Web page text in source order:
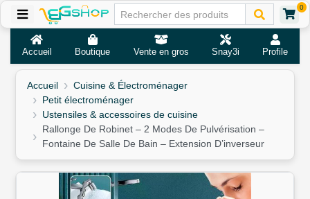
0
Accueil Boutique Vente en gros Snay3i Profile
Accueil
Cuisine & Électroménager
Petit électroménager
Ustensiles & accessoires de cuisine
Rallonge De Robinet – 2 Modes De Pulvérisation –
Fontaine De Salle De Bain – Extension D’inverseur